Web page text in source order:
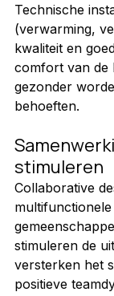
Technische
(verwarming,
kwaliteit en
comfort van de
gezonder
behoeften.
stimuleren
Collaborative
stimuleren de
versterken het
positieve